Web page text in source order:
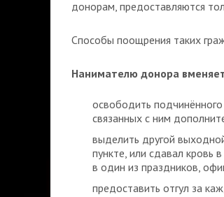
донорам, предоставляются
Способы поощрения таких
Нанимателю донора
освободить
связанных с ним
выделить другой
пункте, или сдавал кровь
в один из праздников,
предоставить отгул за